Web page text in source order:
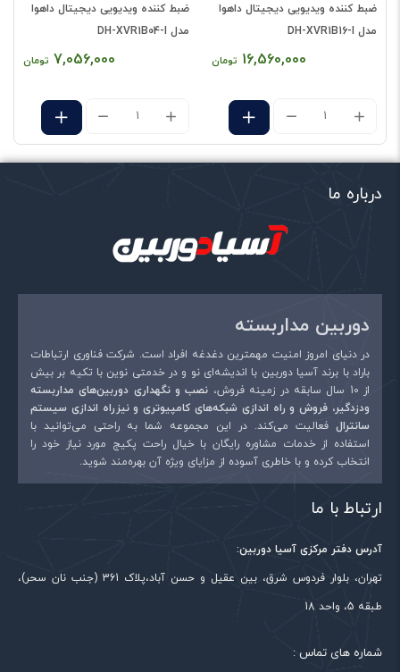
دیدگاه شما*
ایمیل
ضبط کننده ویدیویی دیجیتال داهوا
مدل DH-XVR1B16-I
16,560,000 تومان
ضبط کننده ویدیویی دیجیتال داهوا
مدل DH-XVR1B04-I
7,056,000 تومان
درباره ما
دوربین مداربسته
در دنیای امروز امنیت مهمترین دغدغه افراد است. شرکت فناوری ارتباطات
باراد با برند آسیا دوربین با اندیشه‌ای نو و در خدمتی نوین با تکیه بر بیش
از 10 سال سابقه در زمینه فروش،
نصب و نگهداری دوربین‌های مداربسته
ودزدگیر، فروش و راه اندازی شبکه‌های کامپیوتری و نیزراه اندازی سیستم
سانترال فعالیت می‌کند. در این مجموعه شما به راحتی می‌توانید با
استفاده از خدمات مشاوره رایگان با خیال راحت پکیج مورد نیاز خود را
انتخاب کرده و با خاطری آسوده از مزایای ویژه آن بهره‌مند شوید.
ارتباط با ما
آدرس دفتر مرکزی آسیا دوربین:
تهران، بلوار فردوس شرق، بین عقیل و حسن آباد،پلاک 361 (جنب نان سحر)،
طبقه 5، واحد 18
شماره های تماس :